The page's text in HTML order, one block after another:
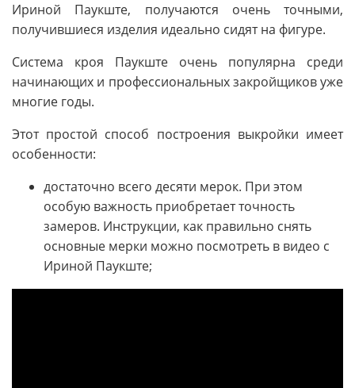
Ириной Паукште, получаются очень точными,
получившиеся изделия идеально сидят на фигуре.
Система кроя Паукште очень популярна среди
начинающих и профессиональных закройщиков уже
многие годы.
Этот простой способ построения выкройки имеет
особенности:
достаточно всего десяти мерок. При этом
особую важность приобретает точность
замеров. Инструкции, как правильно снять
основные мерки можно посмотреть в видео с
Ириной Паукште;